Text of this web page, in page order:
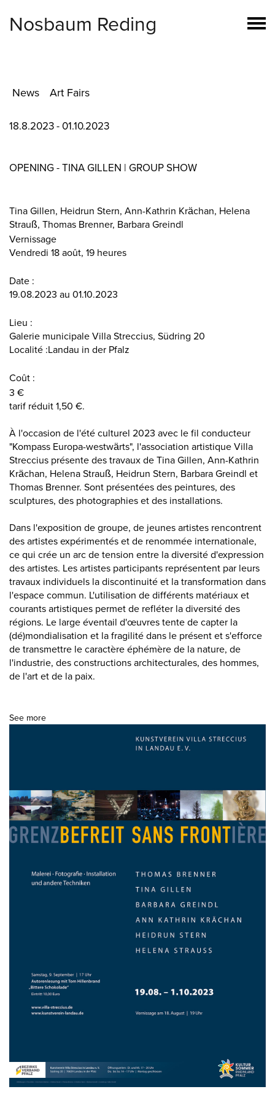
Nosbaum Reding
News Art Fairs
18.8.2023 - 01.10.2023
OPENING - TINA GILLEN | GROUP SHOW
Tina Gillen, Heidrun Stern, Ann-Kathrin Krächan, Helena
Strauß, Thomas Brenner, Barbara Greindl
Vernissage
Vendredi 18 août, 19 heures
Date :
19.08.2023 au 01.10.2023
Lieu :
Galerie municipale Villa Streccius, Südring 20
Localité :Landau in der Pfalz
Coût :
3 €
tarif réduit 1,50 €.
À l'occasion de l'été culturel 2023 avec le fil conducteur
"Kompass Europa-westwärts", l'association artistique Villa
Streccius présente des travaux de Tina Gillen, Ann-Kathrin
Krächan, Helena Strauß, Heidrun Stern, Barbara Greindl et
Thomas Brenner. Sont présentées des peintures, des
sculptures, des photographies et des installations.
Dans l'exposition de groupe, de jeunes artistes rencontrent
des artistes expérimentés et de renommée internationale,
ce qui crée un arc de tension entre la diversité d'expression
des artistes. Les artistes participants représentent par leurs
travaux individuels la discontinuité et la transformation dans
l'espace commun. L'utilisation de différents matériaux et
courants artistiques permet de refléter la diversité des
régions. Le large éventail d'œuvres tente de capter la
(dé)mondialisation et la fragilité dans le présent et s'efforce
de transmettre le caractère éphémère de la nature, de
l'industrie, des constructions architecturales, des hommes,
de l'art et de la paix.
See more